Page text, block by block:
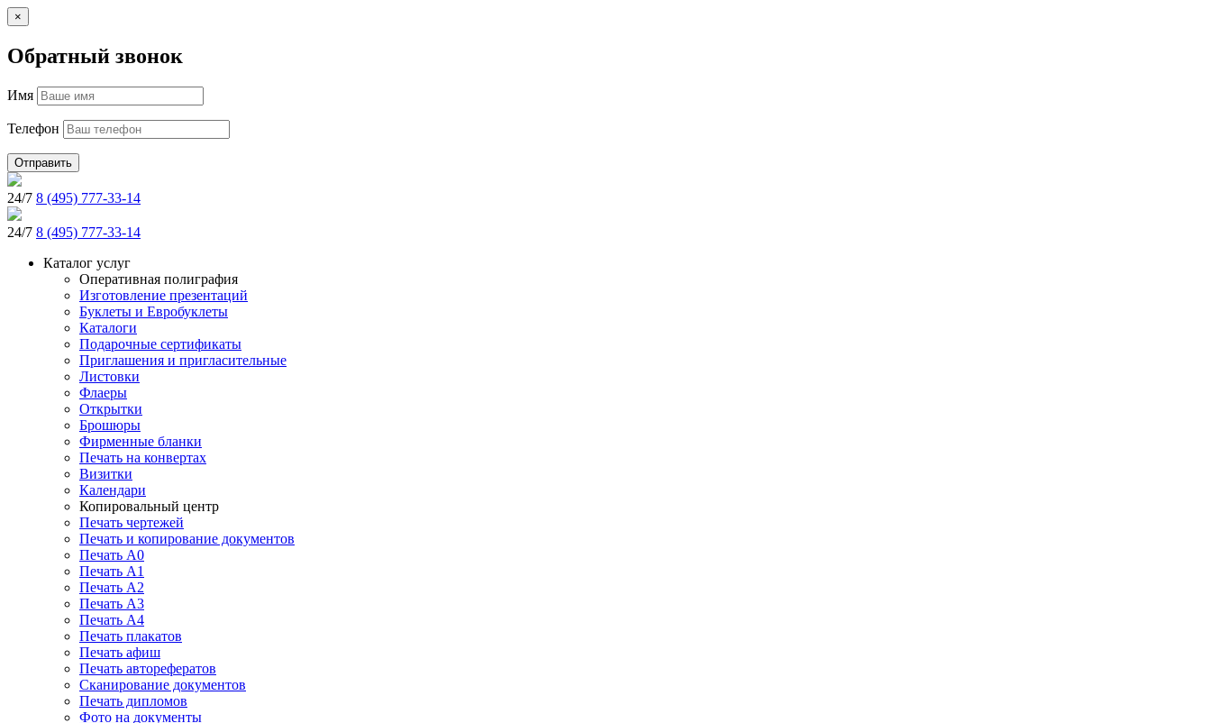
×
Обратный звонок
Имя
Телефон
Отправить
24/7 8 (495) 777-33-14
24/7 8 (495) 777-33-14
Каталог услуг
Оперативная полиграфия
Изготовление презентаций
Буклеты и Eвробуклеты
Каталоги
Подарочные сертификаты
Приглашения и пригласительные
Листовки
Флаеры
Открытки
Брошюры
Фирменные бланки
Печать на конвертах
Визитки
Календари
Копировальный центр
Печать чертежей
Печать и копирование документов
Печать А0
Печать А1
Печать А2
Печать А3
Печать А4
Печать плакатов
Печать афиш
Печать авторефератов
Сканирование документов
Печать дипломов
Фото на документы